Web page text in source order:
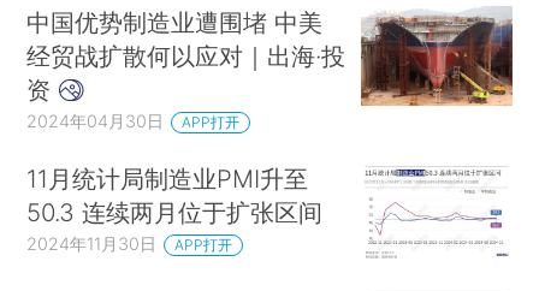
中国优势制造业遭围堵 中美
经贸战扩散何以应对｜出海·投
资
2024年04月30日 APP打开
11月统计局制造业PMI升至
50.3 连续两月位于扩张区间
2024年11月30日 APP打开